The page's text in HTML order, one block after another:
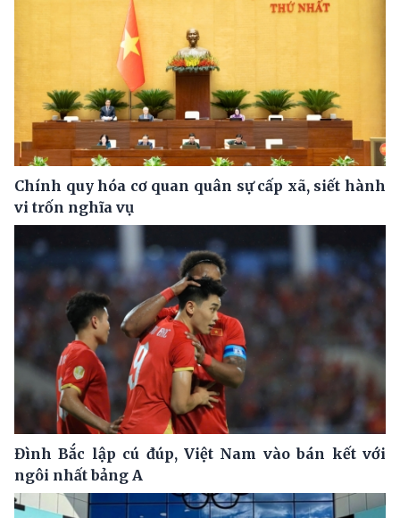
Chính quy hóa cơ quan quân sự cấp xã, siết hành
vi trốn nghĩa vụ
Đình Bắc lập cú đúp, Việt Nam vào bán kết với
ngôi nhất bảng A